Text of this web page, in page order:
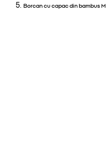
Borcan cu capac din bambus M